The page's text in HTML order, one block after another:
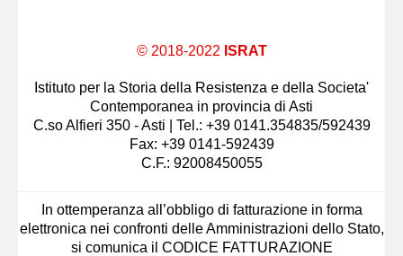
© 2018-2022 ISRAT
Istituto per la Storia della Resistenza e della Societa'
Contemporanea in provincia di Asti
C.so Alfieri 350 - Asti | Tel.: +39 0141.354835/592439
Fax: +39 0141-592439
C.F.: 92008450055
In ottemperanza all’obbligo di fatturazione in forma
elettronica nei confronti delle Amministrazioni dello Stato,
si comunica il CODICE FATTURAZIONE